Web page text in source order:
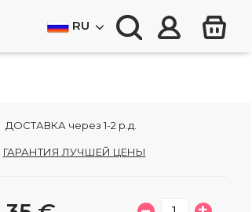
RU
ДОСТАВКА через 1-2 р.д.
ГАРАНТИЯ ЛУЧШЕЙ ЦЕНЫ